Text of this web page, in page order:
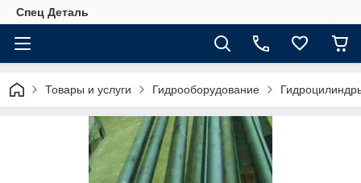
Спец Деталь
Товары и услуги Гидрооборудование